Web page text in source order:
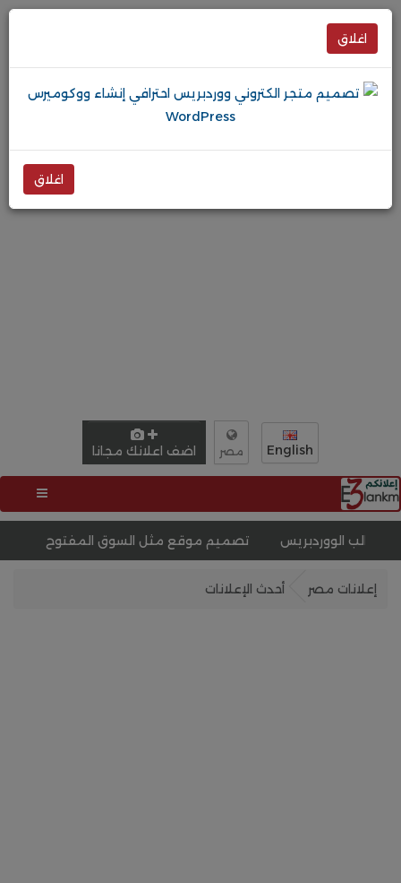
English مصر اضف اعلانك مجانا
تصميم موقع مثل السوق المفتوح
إعلانات مصر أحدث الإعلانات
اغلاق
اغلاق